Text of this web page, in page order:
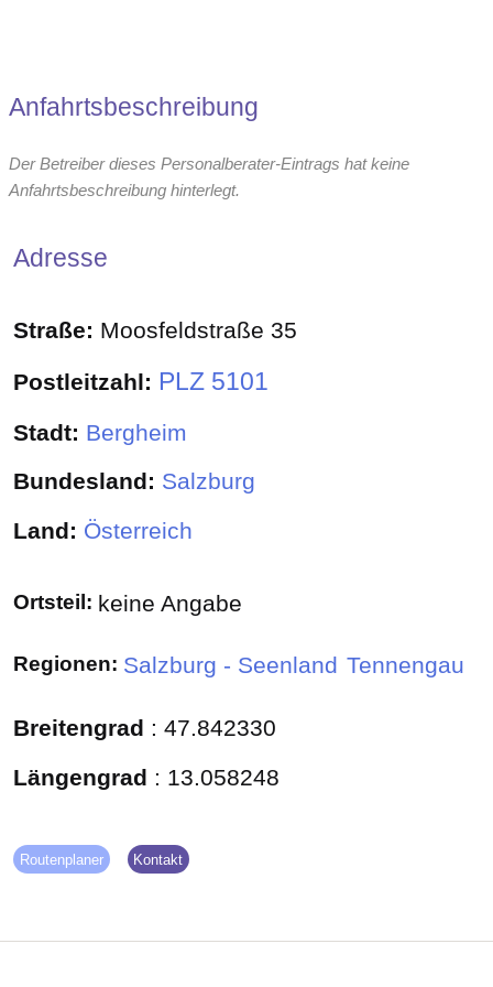
Anfahrtsbeschreibung
Der Betreiber dieses Personalberater-Eintrags hat keine
Anfahrtsbeschreibung hinterlegt.
Adresse
Straße: Moosfeldstraße 35
Postleitzahl: PLZ 5101
Stadt: Bergheim
Bundesland: Salzburg
Land: Österreich
Ortsteil: keine Angabe
Regionen: Salzburg - Seenland Tennengau
Breitengrad : 47.842330
Längengrad : 13.058248
Routenplaner Kontakt